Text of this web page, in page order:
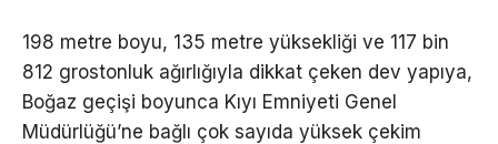
198 metre boyu, 135 metre yüksekliği ve 117 bin
812 grostonluk ağırlığıyla dikkat çeken dev yapıya,
Boğaz geçişi boyunca Kıyı Emniyeti Genel
Müdürlüğü’ne bağlı çok sayıda yüksek çekim